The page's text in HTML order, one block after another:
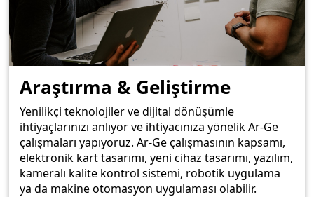
Araştırma & Geliştirme
Yenilikçi teknolojiler ve dijital dönüşümle
ihtiyaçlarınızı anlıyor ve ihtiyacınıza yönelik Ar-Ge
çalışmaları yapıyoruz. Ar-Ge çalışmasının kapsamı,
elektronik kart tasarımı, yeni cihaz tasarımı, yazılım,
kameralı kalite kontrol sistemi, robotik uygulama
ya da makine otomasyon uygulaması olabilir.